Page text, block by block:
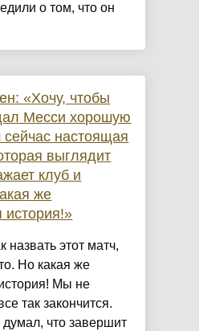
о том, что он
«Хочу, чтобы
Месси хорошую
сейчас настоящая
выглядит
клуб и
же
история!»
назвать этот матч,
Но какая же
Мы не
так закончится.
что завершит